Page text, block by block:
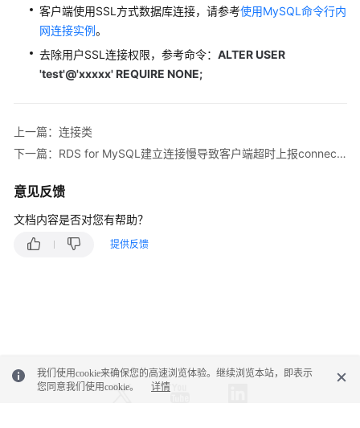
用
户
指
区
域）
API
参
考
（吉
户
指
客户端使用SSL方式数据库连接，请参考使用MySQL命令行内
网连接实例。
去除用户SSL连接权限，参考命令： ALTER USER
'test'@'xxxxx' REQUIRE NONE;
上一篇：连接类
下一篇：RDS for MySQL建立连接慢导致客户端超时上报connection established slowly
意见反馈
文档内容是否对您有帮助？
提供反馈
我们使用cookie来确保您的高速浏览体验。继续浏览本站，即表示
您同意我们使用cookie。
详情